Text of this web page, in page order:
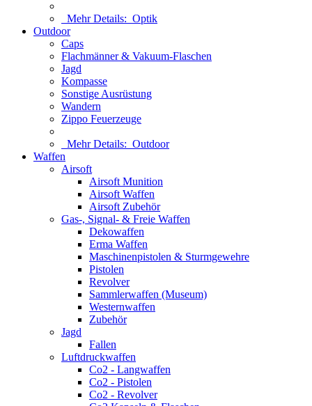
Mehr Details: Optik
Outdoor
Caps
Flachmänner & Vakuum-Flaschen
Jagd
Kompasse
Sonstige Ausrüstung
Wandern
Zippo Feuerzeuge
Mehr Details: Outdoor
Waffen
Airsoft
Airsoft Munition
Airsoft Waffen
Airsoft Zubehör
Gas-, Signal- & Freie Waffen
Dekowaffen
Erma Waffen
Maschinenpistolen & Sturmgewehre
Pistolen
Revolver
Sammlerwaffen (Museum)
Westernwaffen
Zubehör
Jagd
Fallen
Luftdruckwaffen
Co2 - Langwaffen
Co2 - Pistolen
Co2 - Revolver